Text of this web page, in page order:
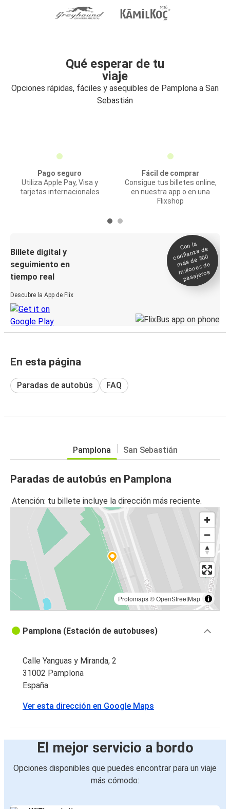
Qué esperar de tu
viaje
Opciones rápidas, fáciles y asequibles de Pamplona a San
Sebastián
Pago seguro
Utiliza Apple Pay, Visa y
tarjetas internacionales
Fácil de comprar
Consigue tus billetes online,
en nuestra app o en una
Flixshop
Billete digital y
seguimiento en
tiempo real
Descubre la App de Flix
Con la
confianza de
más de 500
millones de
pasajeros
En esta página
Paradas de autobús FAQ
Pamplona San Sebastián
Paradas de autobús en Pamplona
Atención: tu billete incluye la dirección más reciente.
Protomaps©OpenStreetMap
Pamplona (Estación de autobuses)
Calle Yanguas y Miranda, 2
31002 Pamplona
España
Ver esta dirección en Google Maps
El mejor servicio a bordo
Opciones disponibles que puedes encontrar para un viaje
más cómodo: